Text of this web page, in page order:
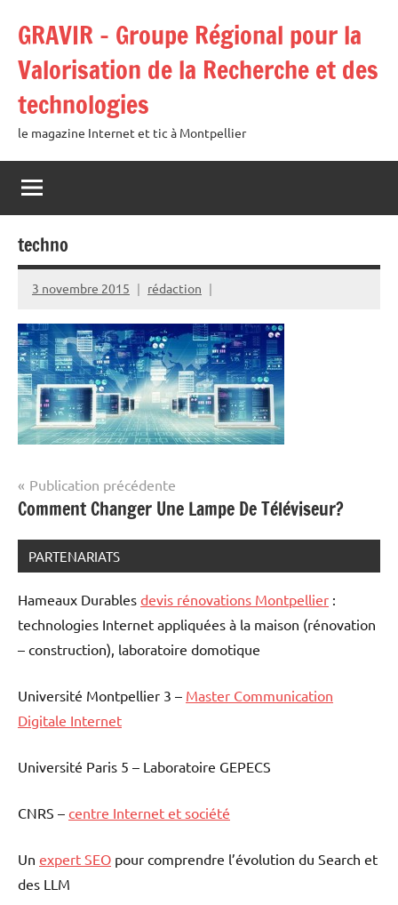
contenu
GRAVIR – Groupe Régional pour la
Valorisation de la Recherche et des
technologies
le magazine Internet et tic à Montpellier
techno
3 novembre 2015 rédaction
Navigation
de
l’article
Publication précédente
Comment Changer Une Lampe De Téléviseur?
PARTENARIATS
Hameaux Durables devis rénovations Montpellier :
technologies Internet appliquées à la maison (rénovation
– construction), laboratoire domotique
Université Montpellier 3 – Master Communication
Digitale Internet
Université Paris 5 – Laboratoire GEPECS
CNRS – centre Internet et société
Un expert SEO pour comprendre l’évolution du Search et
des LLM